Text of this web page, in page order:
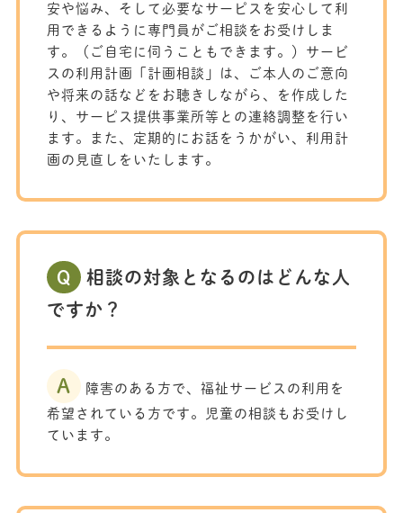
安や悩み、そして必要なサーピスを安心して利
用できるように専門員がご相談をお受けしま
す。（ご自宅に伺うこともできます。）サービ
スの利用計画「計画相談」は、ご本人のご意向
や将来の話などをお聴きしながら、を作成した
り、サーピス提供事業所等との連絡調整を行い
ます。また、定期的にお話をうかがい、利用計
画の見直しをいたします。
Q
相談の対象となるのはどんな人
ですか？
A
障害のある方で、福祉サービスの利用を
希望されている方です。児童の相談もお受けし
ています。